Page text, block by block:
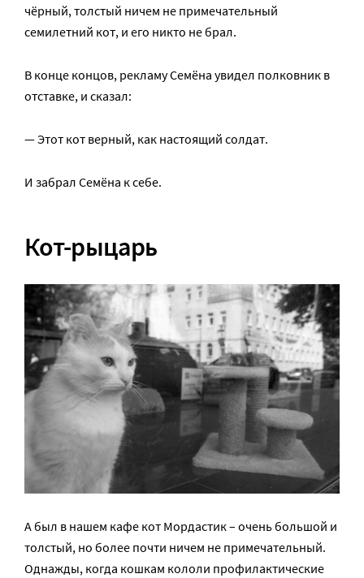
чёрный, толстый ничем не примечательный
семилетний кот, и его никто не брал.
В конце концов, рекламу Семёна увидел полковник в
отставке, и сказал:
— Этот кот верный, как настоящий солдат.
И забрал Семёна к себе.
Кот-рыцарь
А был в нашем кафе кот Мордастик – очень большой и
толстый, но более почти ничем не примечательный.
Однажды, когда кошкам кололи профилактические